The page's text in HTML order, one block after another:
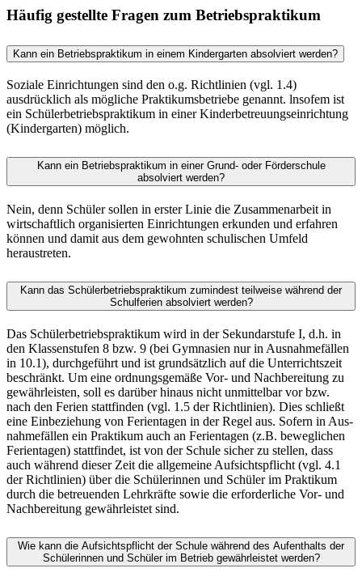
Häufig gestellte Fragen zum Betriebspraktikum
Kann ein Betriebspraktikum in einem Kindergarten absolviert werden?
Soziale Einrichtungen sind den o.g. Richtlinien (vgl. 1.4)
ausdrücklich als mögliche Praktikumsbe­triebe genannt. lnsofem ist
ein Schülerbetriebspraktikum in einer Kinderbetreuungseinrich­tung
(Kindergarten) möglich.
Kann ein Betriebspraktikum in einer Grund- oder Förderschule
absolviert werden?
Nein, denn Schüler sollen in erster Linie die Zusammenarbeit in
wirtschaftlich organisierten Einrichtungen erkunden und erfahren
können und damit aus dem gewohnten schulischen Umfeld
heraustreten.
Kann das Schülerbetriebspraktikum zumindest teilweise während der
Schulferien absolviert werden?
Das Schülerbetriebspraktikum wird in der Sekundarstufe I, d.h. in
den Klassenstufen 8 bzw. 9 (bei Gymnasien nur in Ausnahmefällen
in 10.1), durchgeführt und ist grundsätzlich auf die Unterrichts­zeit
beschränkt. Um eine ordnungsgemäße Vor- und Nachbereitung zu
gewährleisten, soll es dar­über hinaus nicht unmittelbar vor bzw.
nach den Ferien stattfinden (vgl. 1.5 der Richtlinien). Dies schließt
eine Einbeziehung von Ferientagen in der Regel aus. Sofern in Aus­
nahmefällen ein Prakti­kum auch an Ferientagen (z.B. beweglichen
Ferientagen) stattfindet, ist von der Schule sicher zu stellen, dass
auch während dieser Zeit die allgemeine Aufsichtspflicht (vgl. 4.1
der Richtlinien) über die Schülerinnen und Schüler im Praktikum
durch die betreuenden Lehrkräfte sowie die erforderli­che Vor- und
Nachbereitung gewährleistet sind.
Wie kann die Aufsichtspflicht der Schule während des Aufenthalts der
Schülerinnen und Schü­ler im Betrieb gewährleistet werden?